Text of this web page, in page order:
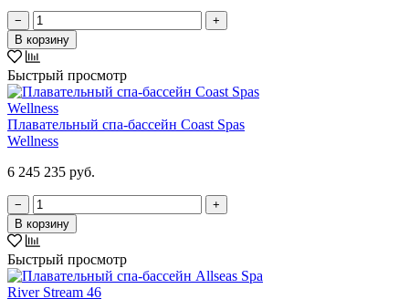
−
+
В корзину
Быстрый просмотр
Плавательный спа-бассейн Coast Spas
Wellness
6 245 235 руб.
−
+
В корзину
Быстрый просмотр